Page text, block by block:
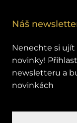
Náš
Nenechte si ujít
novinky!
newsletteru a
novinkách